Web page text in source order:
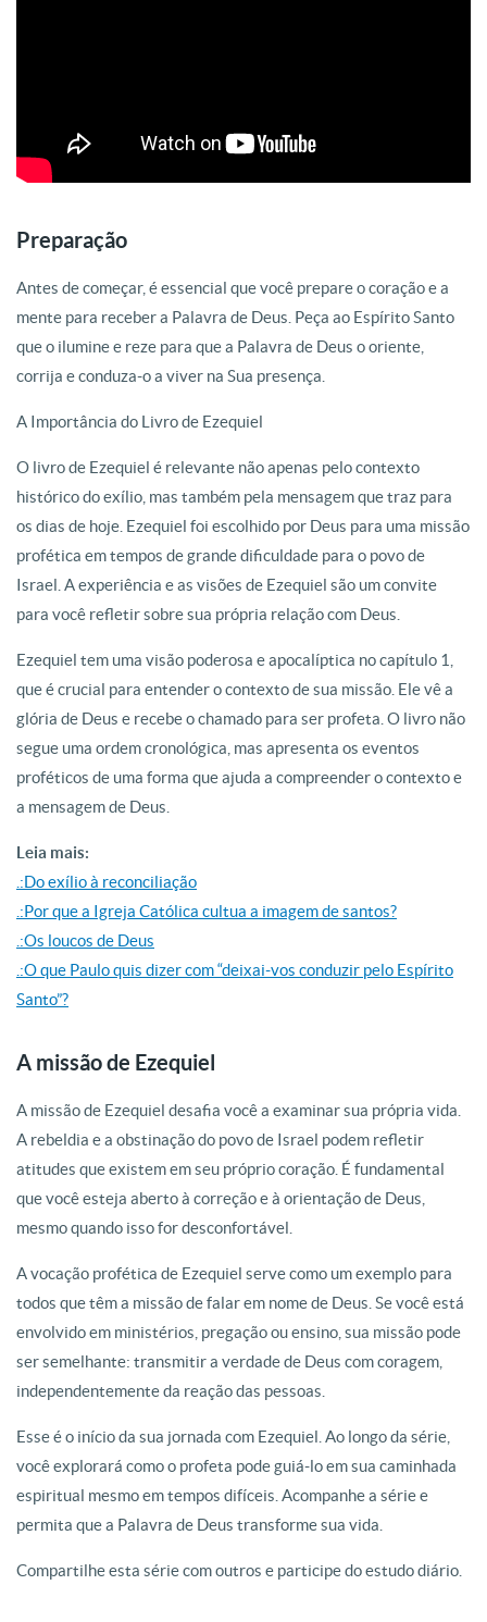
Preparação
Antes de começar, é essencial que você prepare o coração e a
mente para receber a Palavra de Deus. Peça ao Espírito Santo
que o ilumine e reze para que a Palavra de Deus o oriente,
corrija e conduza-o a viver na Sua presença.
A Importância do Livro de Ezequiel
O livro de Ezequiel é relevante não apenas pelo contexto
histórico do exílio, mas também pela mensagem que traz para
os dias de hoje. Ezequiel foi escolhido por Deus para uma missão
profética em tempos de grande dificuldade para o povo de
Israel. A experiência e as visões de Ezequiel são um convite
para você refletir sobre sua própria relação com Deus.
Ezequiel tem uma visão poderosa e apocalíptica no capítulo 1,
que é crucial para entender o contexto de sua missão. Ele vê a
glória de Deus e recebe o chamado para ser profeta. O livro não
segue uma ordem cronológica, mas apresenta os eventos
proféticos de uma forma que ajuda a compreender o contexto e
a mensagem de Deus.
Leia mais:
.:Do exílio à reconciliação
.:Por que a Igreja Católica cultua a imagem de santos?
.:Os loucos de Deus
.:O que Paulo quis dizer com “deixai-vos conduzir pelo Espírito
Santo”?
A missão de Ezequiel
A missão de Ezequiel desafia você a examinar sua própria vida.
A rebeldia e a obstinação do povo de Israel podem refletir
atitudes que existem em seu próprio coração. É fundamental
que você esteja aberto à correção e à orientação de Deus,
mesmo quando isso for desconfortável.
A vocação profética de Ezequiel serve como um exemplo para
todos que têm a missão de falar em nome de Deus. Se você está
envolvido em ministérios, pregação ou ensino, sua missão pode
ser semelhante: transmitir a verdade de Deus com coragem,
independentemente da reação das pessoas.
Esse é o início da sua jornada com Ezequiel. Ao longo da série,
você explorará como o profeta pode guiá-lo em sua caminhada
espiritual mesmo em tempos difíceis. Acompanhe a série e
permita que a Palavra de Deus transforme sua vida.
Compartilhe esta série com outros e participe do estudo diário.